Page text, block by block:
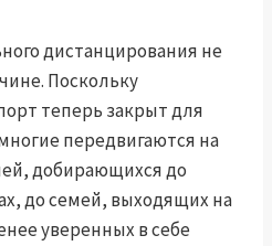
дистанцирования не
Поскольку
теперь закрыт для
передвигаются на
добирающихся до
до семей, выходящих на
уверенных в себе